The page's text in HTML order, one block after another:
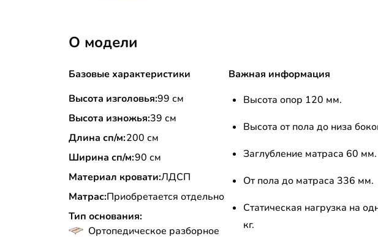
О модели
Базовые характеристики
Высота изголовья:99 см
Высота изножья:39 см
Длина сп/м:200 см
Ширина сп/м:90 см
Материал кровати:ЛДСП
Матрас:Приобретается отдельно
Тип основания:
Ортопедическое разборное
Важная информация
Высота опор 120 мм.
Высота от пола до низа
Заглубление матраса 60 мм.
От пола до матраса 336 мм.
Статическая нагрузка на
кг.